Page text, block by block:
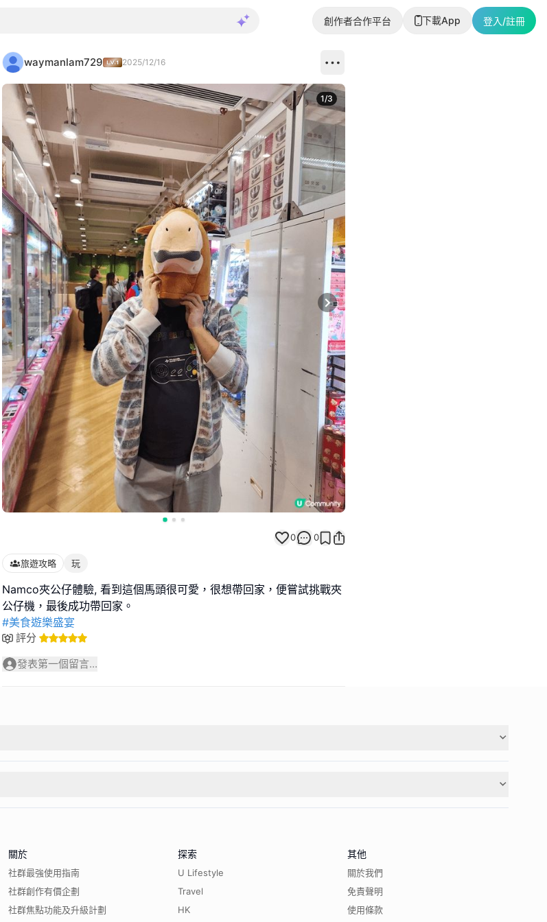
創作者合作平台 下載App 登入/註冊
waymanlam729 2025/12/16
Next slide
1/3
0 0
旅遊攻略 玩
Namco夾公仔體驗, 看到這個馬頭很可愛，很想帶回家，便嘗試挑戰夾
#美食遊樂盛宴
評分
發表第一個留言...
關於
社群最強使用指南
社群創作有價企劃
社群焦點功能及升級計劃
探索
U Lifestyle
Travel
HK
其他
關於我們
免責聲明
使用條款